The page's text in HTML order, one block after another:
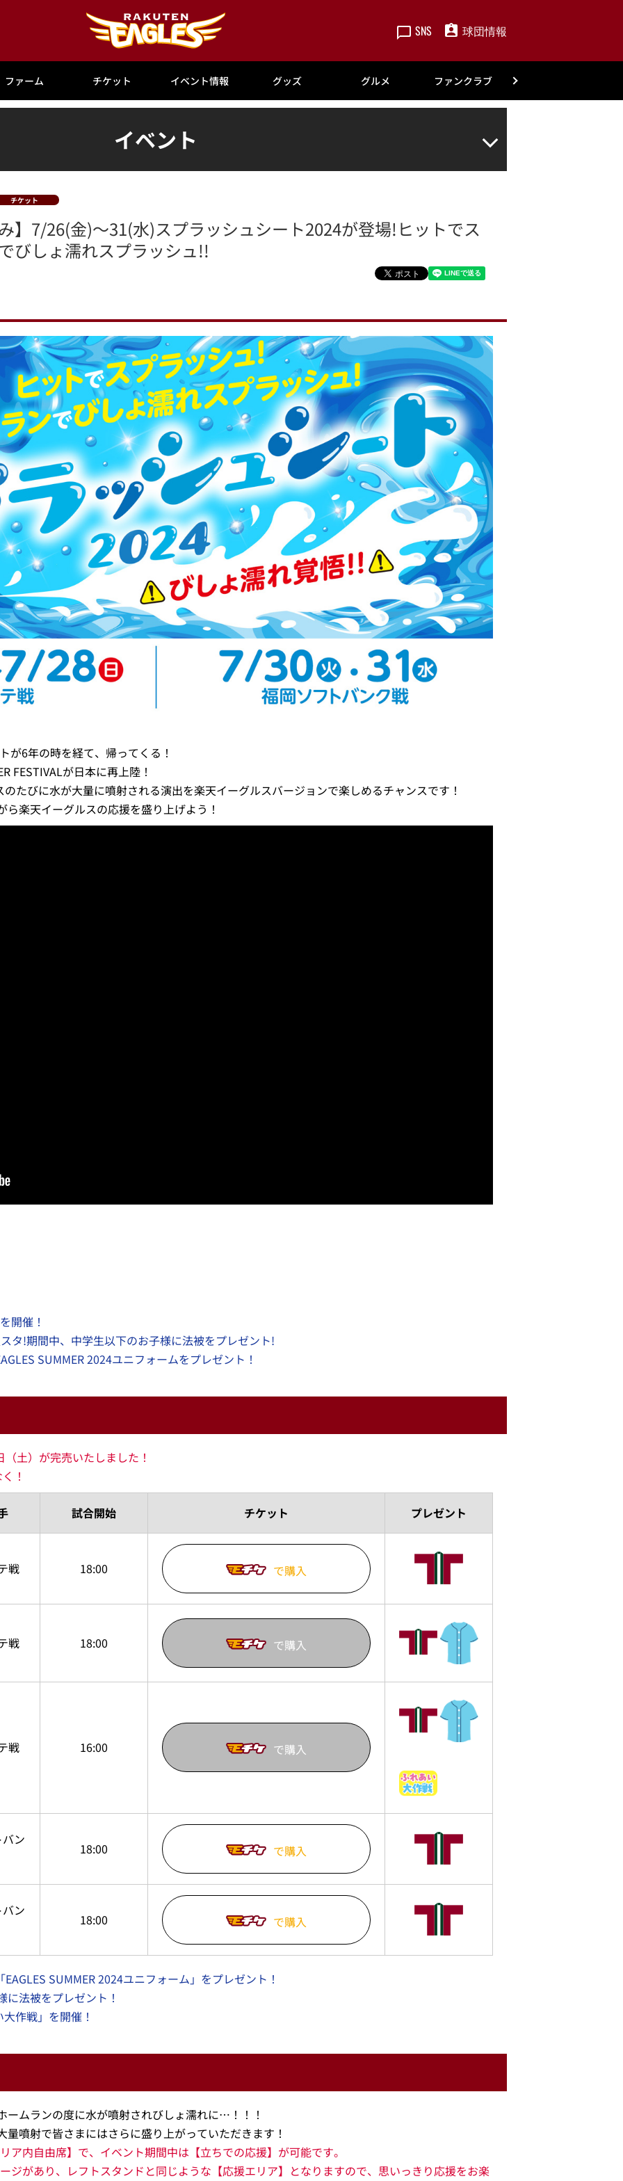
SNS 球団情報
ファーム チケット イベント情報 グッズ グルメ ファンクラブ
イベント
チケット
】7/26(金)～31(水)スプラッシュシート2024が登場!ヒットでス
びしょ濡れスプラッシュ!!
が6年の時を経て、帰ってくる！
FESTIVALが日本に再上陸！
たびに水が大量に噴射される演出を楽天イーグルスバージョンで楽しめるチャンスです！
楽天イーグルスの応援を盛り上げよう！
開催！
タ!期間中、中学生以下のお子様に法被をプレゼント!
SUMMER 2024ユニフォームをプレゼント！
土）が完売いたしました！
！
試合開始 チケット プレゼント
戦 18:00 で購入
戦 18:00 で購入
戦 16:00 で購入
ン
18:00 で購入
ン
18:00 で購入
SUMMER 2024ユニフォーム」をプレゼント！
法被をプレゼント！
作戦」を開催！
ームランの度に水が噴射されびしょ濡れに…！！！
噴射で皆さまにはさらに盛り上がっていただきます！
ア内自由席】で、イベント期間中は【立ちでの応援】が可能です。
ジがあり、レフトスタンドと同じような【応援エリア】となりますので、思いっきり応援をお楽